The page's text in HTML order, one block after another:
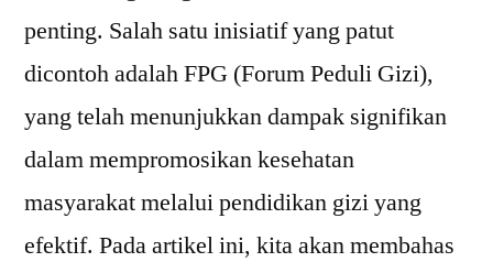
penting. Salah satu inisiatif yang patut
dicontoh adalah FPG (Forum Peduli Gizi),
yang telah menunjukkan dampak signifikan
dalam mempromosikan kesehatan
masyarakat melalui pendidikan gizi yang
efektif. Pada artikel ini, kita akan membahas